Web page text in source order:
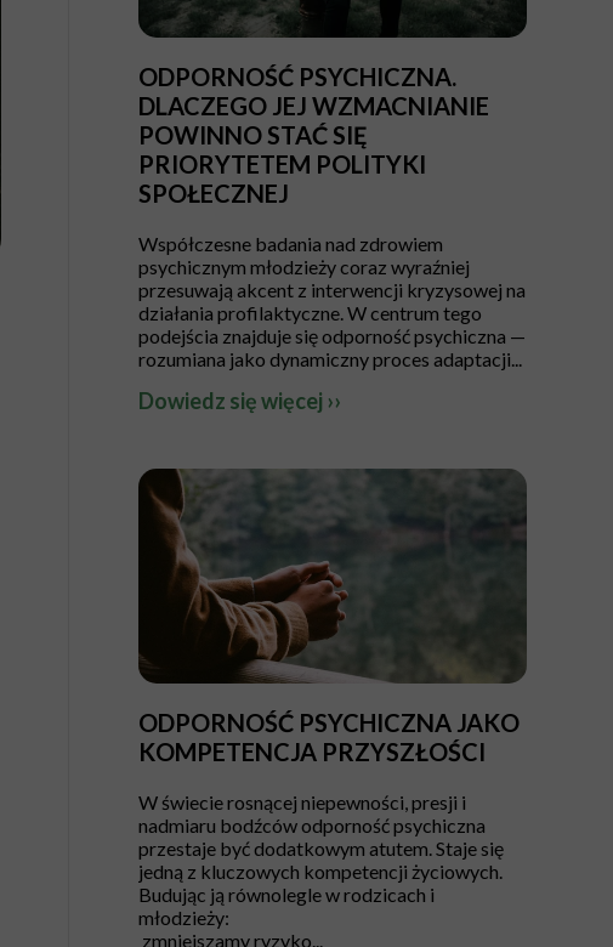
ODPORNOŚĆ PSYCHICZNA.
DLACZEGO JEJ WZMACNIANIE
POWINNO STAĆ SIĘ
PRIORYTETEM POLITYKI
SPOŁECZNEJ
Współczesne badania nad zdrowiem
psychicznym młodzieży coraz wyraźniej
przesuwają akcent z interwencji kryzysowej na
działania profilaktyczne. W centrum tego
podejścia znajduje się odporność psychiczna —
rozumiana jako dynamiczny proces adaptacji...
Dowiedz się więcej ››
ODPORNOŚĆ PSYCHICZNA JAKO
KOMPETENCJA PRZYSZŁOŚCI
W świecie rosnącej niepewności, presji i
nadmiaru bodźców odporność psychiczna
przestaje być dodatkowym atutem. Staje się
jedną z kluczowych kompetencji życiowych.
Budując ją równolegle w rodzicach i
młodzieży:
zmniejszamy ryzyko...